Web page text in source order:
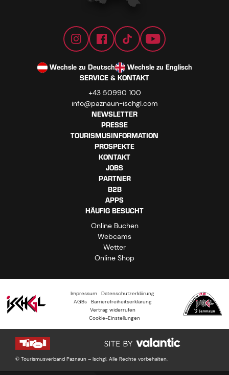
Wechsle zu Deutsch
Wechsle zu Englisch
SERVICE & KONTAKT
+43 50990 100
info@paznaun-ischgl.com
NEWSLETTER
PRESSE
TOURISMUSINFORMATION
PROSPEKTE
KONTAKT
JOBS
PARTNER
B2B
APPS
HÄUFIG BESUCHT
Online Buchen
Webcams
Wetter
Online Shop
Impressum
Datenschutzerklärung
AGBs
Barrierefreiheitserklärung
Vertrag widerrufen
Cookie-Einstellungen
© Tourismusverband Paznaun – Ischgl. Alle Rechte vorbehalten.